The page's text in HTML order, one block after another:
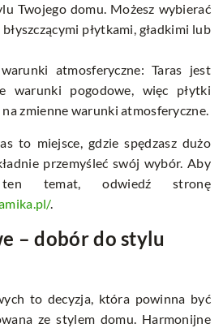
Twojego domu. Możesz wybierać
płytkami, gładkimi lub
atmosferyczne: Taras jest
warunki pogodowe, więc płytki
zmienne warunki atmosferyczne.
to miejsce, gdzie spędzasz dużo
przemyśleć swój wybór. Aby
ten temat, odwiedź stronę
.
– dobór do stylu
to decyzja, która powinna być
ze stylem domu. Harmonijne